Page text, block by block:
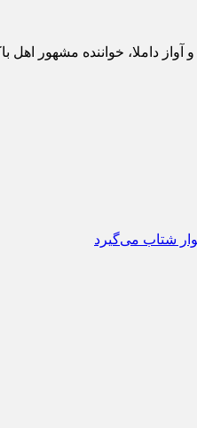
داملا، خواننده مشهور اهل
شتاب می‌گیرد